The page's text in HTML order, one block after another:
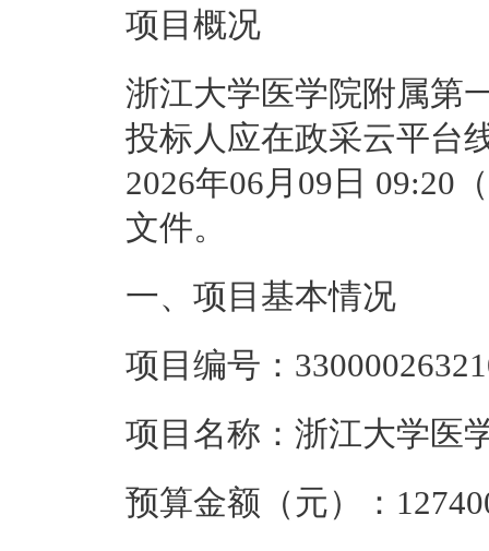
项目概况
浙江大学医学院附属第
投标人应在政采云平台
2026年06月09日 09:20
文件。
一、项目基本情况
项目编号：
项目名称： 浙江大学医
预算金额（元）：